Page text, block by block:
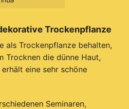
Trockenpflanze
als Trockenpflanze behalten,
Trocknen die dünne Haut,
eine sehr schöne
Seminaren,